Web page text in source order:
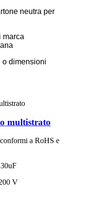
neutra per
marca
o dimensioni
multistrato
a RoHS e
V